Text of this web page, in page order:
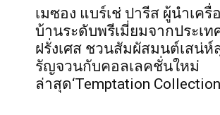
เมซอง แบร์เช่ ปารีส ผู้นำเครื่
บ้านระดับพรีเมี่ยมจากประเท
ฝรั่งเศส ชวนสัมผัสมนต์เสน่ห์
รัญจวนกับคอลเลคชั่นใหม่
ล่าสุด‘Temptation